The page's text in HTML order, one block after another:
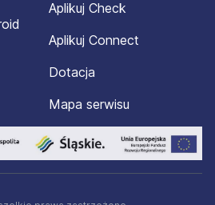
Aplikuj Check
Aplikuj Connect
Dotacja
Mapa serwisu